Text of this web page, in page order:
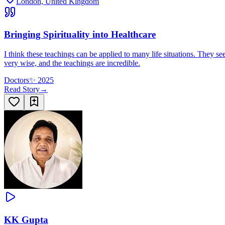
Bringing Spirituality into Healthcare
I think these teachings can be applied to many life situations. They
very wise, and the teachings are incredible.
Doctors✨ 2025
Read Story→
KK Gupta